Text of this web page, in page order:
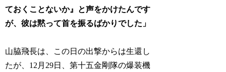
ておくことないか』と声をかけたんです
が、彼は黙って首を振るばかりでした」
山脇飛長は、この日の出撃からは生還し
たが、12月29日、第十五金剛隊の爆装機